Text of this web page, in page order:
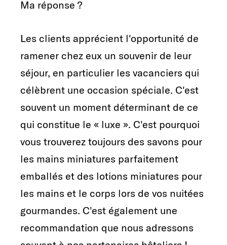
Ma réponse ?
Les clients apprécient l'opportunité de
ramener chez eux un souvenir de leur
séjour, en particulier les vacanciers qui
célèbrent une occasion spéciale. C'est
souvent un moment déterminant de ce
qui constitue le « luxe ». C'est pourquoi
vous trouverez toujours des savons pour
les mains miniatures parfaitement
emballés et des lotions miniatures pour
les mains et le corps lors de vos nuitées
gourmandes. C'est également une
recommandation que nous adressons